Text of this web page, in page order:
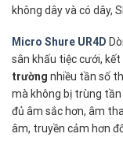
không dây và có dây,
Micro Shure UR4D
sân khấu tiệc cưới,
trường nhiều tần số
mà không bị trùng tần
đủ âm sắc hơn, âm
âm, truyền cảm hơn